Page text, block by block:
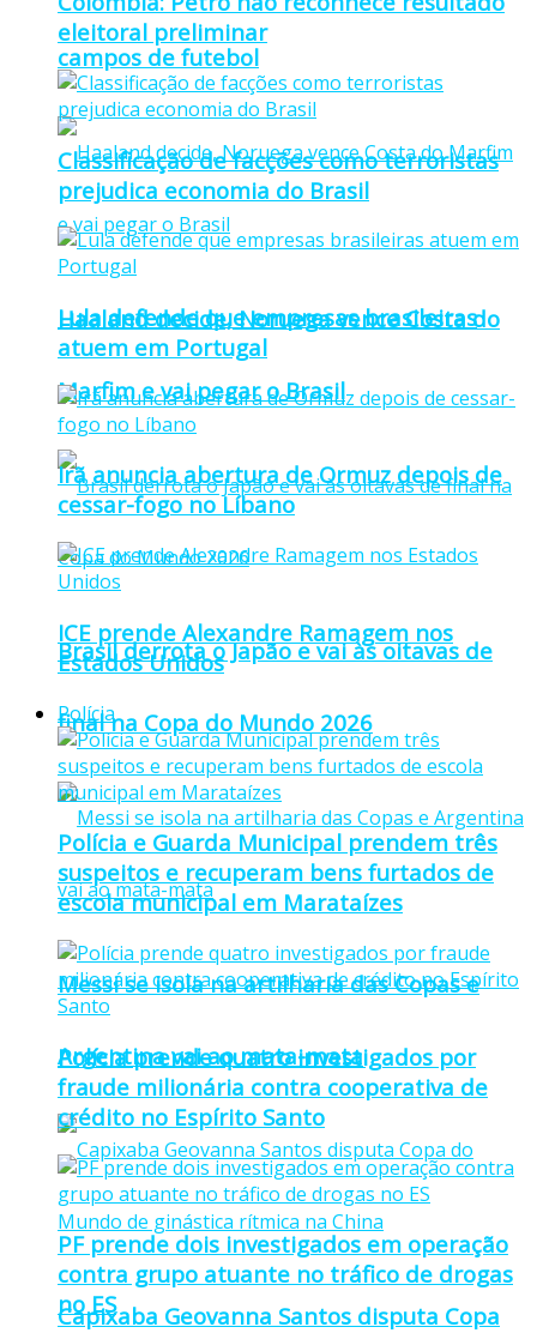
campos de futebol
Haaland decide, Noruega vence Costa do
Marfim e vai pegar o Brasil
Brasil derrota o Japão e vai às oitavas de
final na Copa do Mundo 2026
Messi se isola na artilharia das Copas e
Argentina vai ao mata-mata
Capixaba Geovanna Santos disputa Copa
eleitoral preliminar
Classificação de facções como terroristas
prejudica economia do Brasil
Lula defende que empresas brasileiras
atuem em Portugal
Irã anuncia abertura de Ormuz depois de
cessar-fogo no Líbano
ICE prende Alexandre Ramagem nos
Estados Unidos
Polícia
Polícia e Guarda Municipal prendem três
suspeitos e recuperam bens furtados de
escola municipal em Marataízes
Polícia prende quatro investigados por
fraude milionária contra cooperativa de
crédito no Espírito Santo
PF prende dois investigados em operação
contra grupo atuante no tráfico de drogas
no ES